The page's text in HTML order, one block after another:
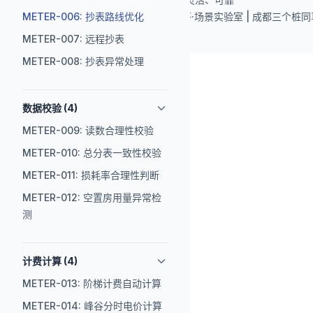
METER-006: 抄表路线优化
METER-007: 远程抄表
METER-008: 抄表异常处理
数据校验 (4)
METER-009: 读数合理性校验
METER-010: 总分表一致性校验
METER-011: 损耗率合理性判断
METER-012: 空置房用量异常检
测
计费计算 (4)
METER-013: 阶梯计费自动计算
METER-014: 峰谷分时电价计算
Copyright © 2025 易活好·场景实验室 | 成都三个桩同